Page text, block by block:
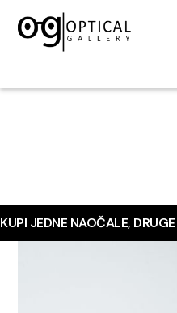
KUPI JEDNE NAOČALE,